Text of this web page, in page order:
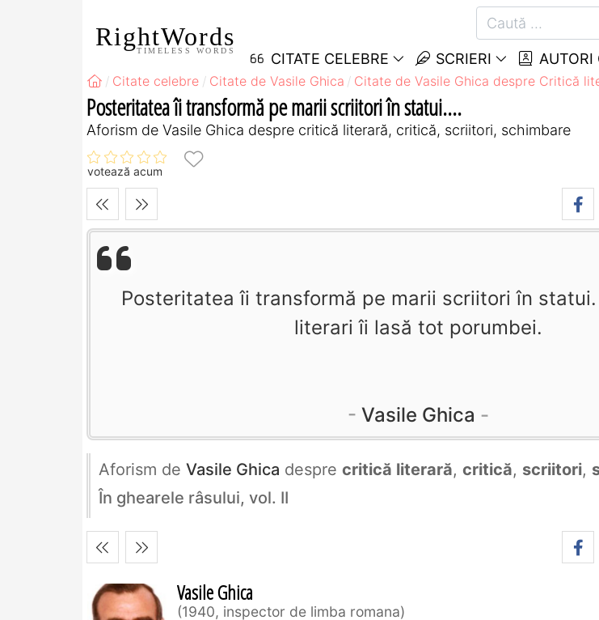
RightWords
TIMELESS WORDS CITATE CELEBRE SCRIERI AUTORI
Citate celebre Citate de Vasile Ghica Citate de Vasile Ghica despre Critică
Posteritatea îi transformă pe marii scriitori în statui....
Aforism de Vasile Ghica despre critică literară, critică, scriitori, schimbare
votează acum
Posteritatea îi transformă pe marii scriitori în
literari îi lasă tot porumbei.
Vasile Ghica
Aforism de Vasile Ghica despre critică literară, critică, scriitori,
În ghearele râsului, vol. II
Vasile Ghica
1940, inspector de limba romana